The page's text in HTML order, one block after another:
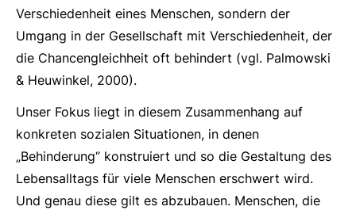
Verschiedenheit eines Menschen, sondern der
Umgang in der Gesellschaft mit Verschiedenheit, der
die Chancengleichheit oft behindert (vgl. Palmowski
& Heuwinkel, 2000).
Unser Fokus liegt in diesem Zusammenhang auf
konkreten sozialen Situationen, in denen
„Behinderung“ konstruiert und so die Gestaltung des
Lebensalltags für viele Menschen erschwert wird.
Und genau diese gilt es abzubauen. Menschen, die